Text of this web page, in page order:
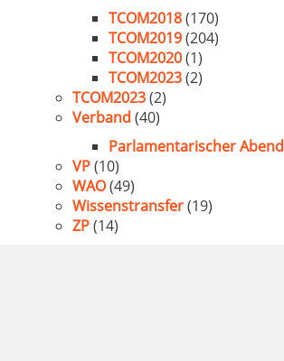
TCOM2018(170)
TCOM2019(204)
TCOM2020(1)
TCOM2023(2)
TCOM2023(2)
Verband (40)
Parlamentarischer Abend
VP(10)
WAO(49)
Wissenstransfer(19)
ZP(14)